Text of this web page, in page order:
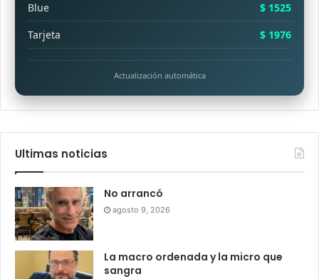
Blue
$ 1525
Tarjeta
$ 1976
Actualización automática
Ultimas noticias
No arrancó
agosto 9, 2026
La macro ordenada y la micro que
sangra